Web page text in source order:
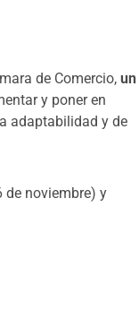
de Comercio, un
y poner en
adaptabilidad y de
de noviembre) y